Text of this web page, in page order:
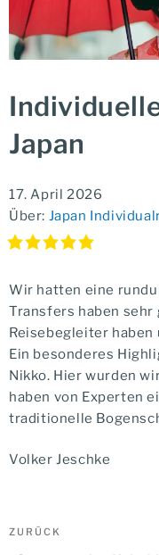
Japan
17. April 2026
Über: Japan
Wir hatten eine
Transfers haben
Reisebegleiter
Ein besonderes
Nikko. Hier wurden
haben von Experten
traditionelle
Volker Jeschke
Vorheriger
ZURÜCK